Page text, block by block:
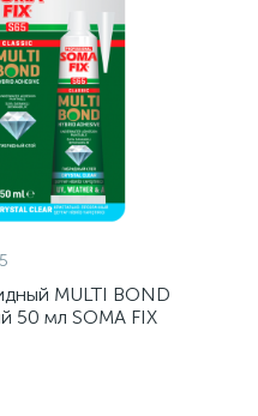
MULTI BOND
50 мл SOMA FIX